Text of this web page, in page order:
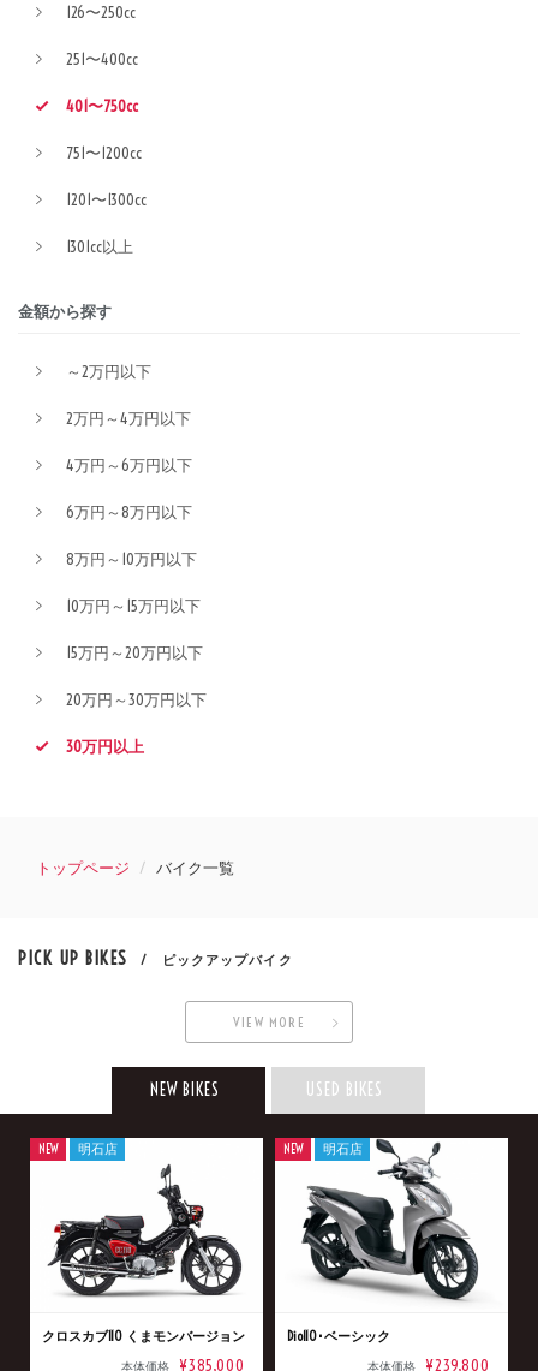
126〜250cc
251〜400cc
401〜750cc
751〜1200cc
1201〜1300cc
1301cc以上
金額から探す
～2万円以下
2万円～4万円以下
4万円～6万円以下
6万円～8万円以下
8万円～10万円以下
10万円～15万円以下
15万円～20万円以下
20万円～30万円以下
30万円以上
トップページ バイク一覧
PICK UP BIKES / ピックアップバイク
VIEW MORE
NEW BIKES USED BIKES
クロスカブ110 くまモンバージョン
本体価格 ¥385,000
NEW 明石店
Dio110･ベーシック
本体価格 ¥239,800
NEW 明石店